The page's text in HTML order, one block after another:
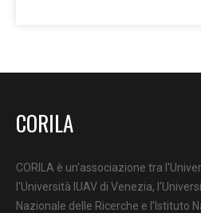
CORILA
CORILA è un'associazione tra
l'Università IUAV di Venezia,
Nazionale delle Ricerche e l’Istituto